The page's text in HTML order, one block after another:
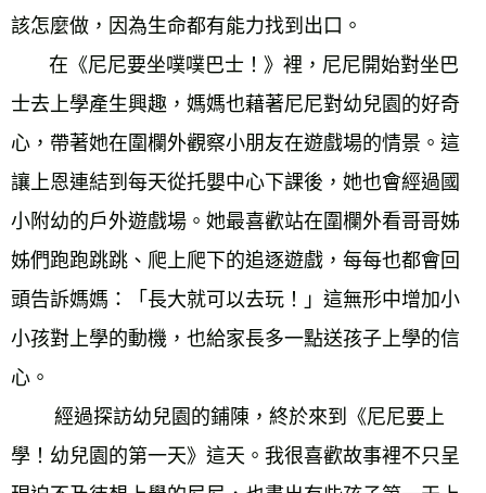
該怎麼做，因為生命都有能力找到出口。
在《尼尼要坐噗噗巴士！》裡，尼尼開始對坐巴
士去上學產生興趣，媽媽也藉著尼尼對幼兒園的好奇
心，帶著她在圍欄外觀察小朋友在遊戲場的情景。這
讓上恩連結到每天從托嬰中心下課後，她也會經過國
小附幼的戶外遊戲場。她最喜歡站在圍欄外看哥哥姊
姊們跑跑跳跳、爬上爬下的追逐遊戲，每每也都會回
頭告訴媽媽：「長大就可以去玩！」這無形中增加小
小孩對上學的動機，也給家長多一點送孩子上學的信
心。
經過探訪幼兒園的鋪陳，終於來到《尼尼要上
學！幼兒園的第一天》這天。我很喜歡故事裡不只呈